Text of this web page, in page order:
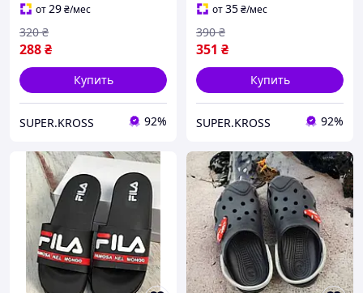
от29₴/мес
288₴
320 ₴
Купить
SUPER.KROSS 92%
от35₴/мес
351 ₴
390 ₴
Купить
SUPER.KROSS 92%